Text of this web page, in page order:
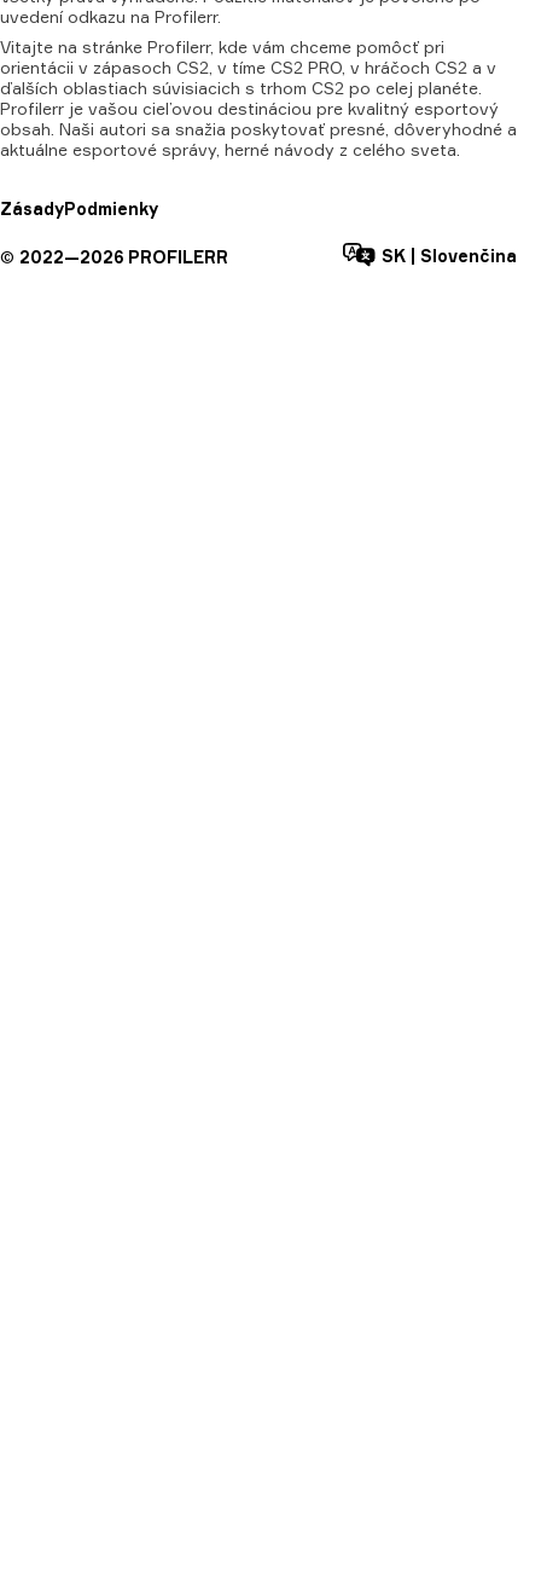
uvedení odkazu na Profilerr.
Vitajte na stránke Profilerr, kde vám chceme pomôcť pri
orientácii v zápasoch CS2, v tíme CS2 PRO, v hráčoch CS2 a v
ďalších oblastiach súvisiacich s trhom CS2 po celej planéte.
Profilerr je vašou cieľovou destináciou pre kvalitný esportový
obsah. Naši autori sa snažia poskytovať presné, dôveryhodné a
aktuálne esportové správy, herné návody z celého sveta.
ZásadyPodmienky
© 2022—2026 PROFILERR SK Slovenčina